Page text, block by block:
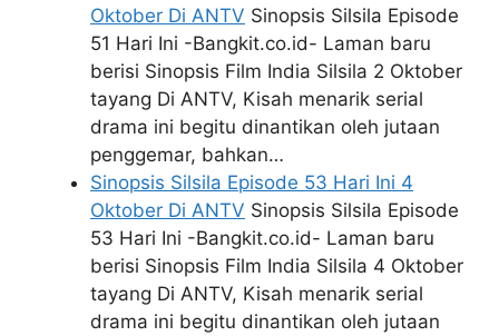
Oktober Di ANTV Sinopsis Silsila Episode
51 Hari Ini -Bangkit.co.id- Laman baru
berisi Sinopsis Film India Silsila 2 Oktober
tayang Di ANTV, Kisah menarik serial
drama ini begitu dinantikan oleh jutaan
penggemar, bahkan…
Sinopsis Silsila Episode 53 Hari Ini 4
Oktober Di ANTV Sinopsis Silsila Episode
53 Hari Ini -Bangkit.co.id- Laman baru
berisi Sinopsis Film India Silsila 4 Oktober
tayang Di ANTV, Kisah menarik serial
drama ini begitu dinantikan oleh jutaan